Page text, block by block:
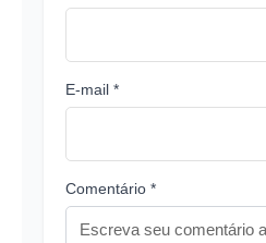
E-mail *
Comentário *